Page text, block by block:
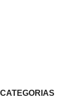
CATEGORIAS